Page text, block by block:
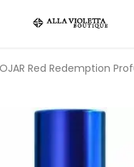
OJAR Red Redemption